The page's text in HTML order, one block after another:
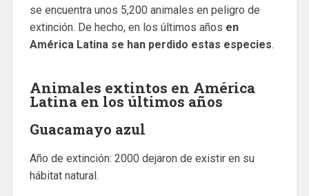
se encuentra unos 5,200 animales en peligro de
extinción. De hecho, en los últimos años en
América Latina se han perdido estas especies.
Animales extintos en América
Latina en los últimos años
Guacamayo azul
Año de extinción: 2000 dejaron de existir en su
hábitat natural.